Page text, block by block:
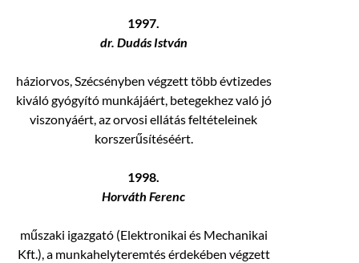
1997.
dr. Dudás István
háziorvos, Szécsényben végzett több évtizedes
kiváló gyógyító munkájáért, betegekhez való jó
viszonyáért, az orvosi ellátás feltételeinek
korszerűsítéséért.
1998.
Horváth Ferenc
műszaki igazgató (Elektronikai és Mechanikai
Kft.), a munkahelyteremtés érdekében végzett